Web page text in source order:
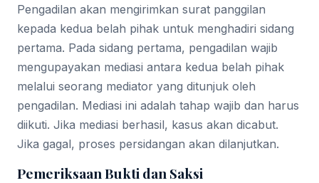
Pengadilan akan mengirimkan surat panggilan
kepada kedua belah pihak untuk menghadiri sidang
pertama. Pada sidang pertama, pengadilan wajib
mengupayakan mediasi antara kedua belah pihak
melalui seorang mediator yang ditunjuk oleh
pengadilan. Mediasi ini adalah tahap wajib dan harus
diikuti. Jika mediasi berhasil, kasus akan dicabut.
Jika gagal, proses persidangan akan dilanjutkan.
Pemeriksaan Bukti dan Saksi